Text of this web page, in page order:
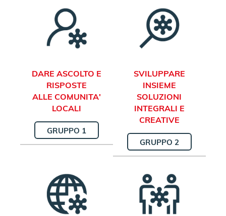
DARE ASCOLTO E
RISPOSTE
ALLE COMUNITA'
LOCALI
GRUPPO 1
SVILUPPARE
INSIEME
SOLUZIONI
INTEGRALI E
CREATIVE
GRUPPO 2